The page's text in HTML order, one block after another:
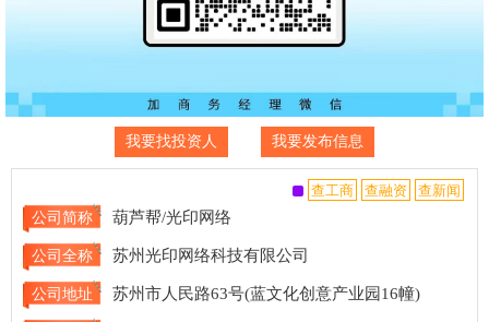
我要找投资人 我要发布信息
公司简称 葫芦帮/光印网络
公司全称 苏州光印网络科技有限公司
公司地址 苏州市人民路63号(蓝文化创意产业园16幢)